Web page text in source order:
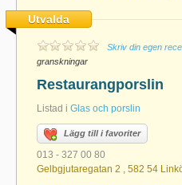
Utvalda
Skriv din egen
granskningar
Restaurangporslin
Listad i Glas och porslin
Lägg till i favoriter
013 - 327 00 80
Gelbgjutaregatan 2 , 582 54